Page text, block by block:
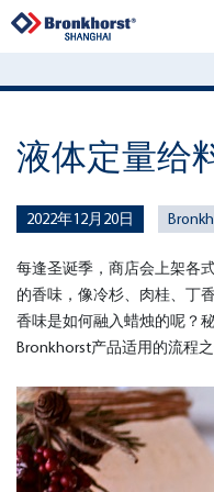
液体定量给
2022年12月20日
每逢圣诞季，商店会上架各
的香味，像冷杉、肉桂、丁
香味是如何融入蜡烛的呢？
Bronkhorst产品适用的流程之